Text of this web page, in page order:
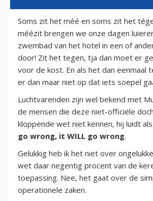
Soms zit het méé en soms zit het
méézit brengen we onze dagen
zwembad van het hotel in een of
door! Zit het tegen, tja dan moet er
voor de kost. En als het dan eenmaal
er dan maar niet op dat iets soepel
Luchtvarenden zijn wel bekend met
de mensen die deze niet-officiële
kloppende wet niet kennen, hij luidt
go wrong, it WILL go wrong.
Gelukkig heb ik het niet over
wet daar negentig procent van de
toepassing. Nee, het gaat over de
operationele zaken.